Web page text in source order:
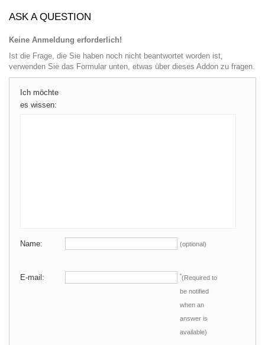
ASK A QUESTION
Keine Anmeldung erforderlich!
Ist die Frage, die Sie haben noch nicht beantwortet worden ist,
verwenden Sie das Formular unten, etwas über dieses Addon zu fragen.
Ich möchte
es wissen:
Name: (optional)
E-mail: *(Required to
be notified
when an
answer is
available)